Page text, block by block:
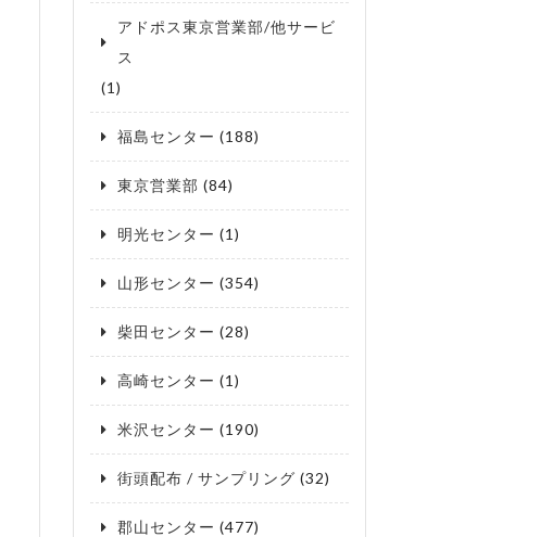
アドポス東京営業部/他サービ
ス
(1)
福島センター (188)
東京営業部 (84)
明光センター (1)
山形センター (354)
柴田センター (28)
高崎センター (1)
米沢センター (190)
街頭配布 / サンプリング (32)
郡山センター (477)